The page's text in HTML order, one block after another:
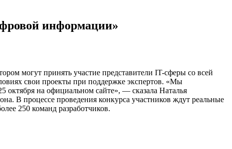
информации»
могут принять участие представители IT-сферы со всей
свои проекты при поддержке экспертов. «Мы
октября на официальном сайте», — сказала Наталья
В процессе проведения конкурса участников ждут реальные
250 команд разработчиков.